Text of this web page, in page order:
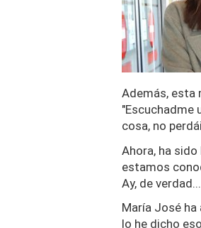
Además, esta
"Escuchadme
cosa, no
Ahora, ha
estamos
Ay, de
María José ha
lo he dicho